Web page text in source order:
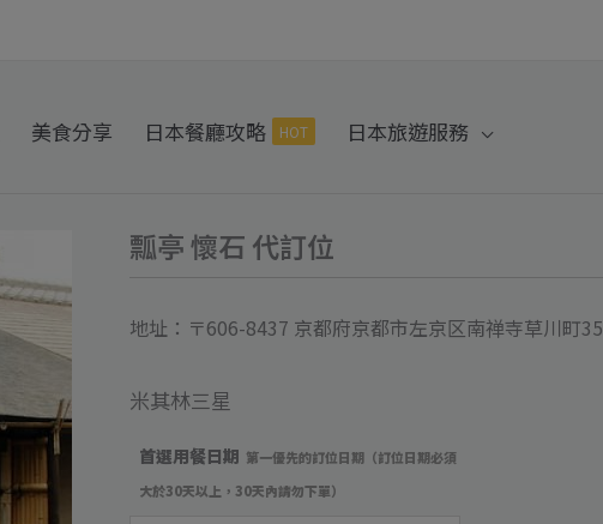
美食分享 日本餐廳攻略 HOT 日本旅遊服務
瓢亭 懷石 代訂位
地址：〒606-8437 京都府京都市左京区南禅寺草川町35
米其林三星
首選用餐日期 第一優先的訂位日期（訂位日期必須
大於30天以上，30天內請勿下單）
瓢
懷
代
位
數